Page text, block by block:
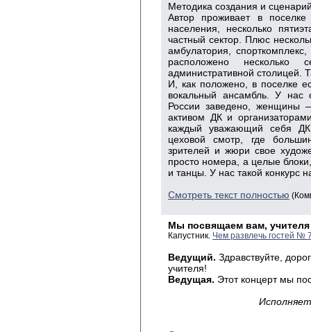
Методика создания и
Автор проживает в
населения, несколько
частный сектор. Плюс
амбулатория,
расположено несколько
административной столицей.
И, как положено, в поселке
вокальный ансамбль. У
России заведено, женщины
активом ДК и
каждый уважающий себя ДК
цеховой смотр, где
зрителей и жюри свое
просто номера, а целые
и танцы. У нас такой конкурс
Смотреть текст полностью
Мы посвящаем вам, учителя
Капустник. Чем развлечь гостей №
Ведущий. Здравствуйте,
учителя!
Ведущая. Этот концерт мы